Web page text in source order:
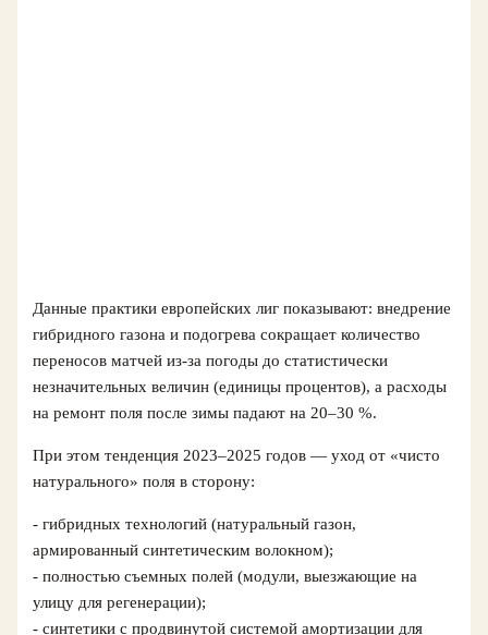
Данные практики европейских лиг показывают: внедрение
гибридного газона и подогрева сокращает количество
переносов матчей из‑за погоды до статистически
незначительных величин (единицы процентов), а расходы
на ремонт поля после зимы падают на 20–30 %.
При этом тенденция 2023–2025 годов — уход от «чисто
натурального» поля в сторону:
- гибридных технологий (натуральный газон,
армированный синтетическим волокном);
- полностью съемных полей (модули, выезжающие на
улицу для регенерации);
- синтетики с продвинутой системой амортизации для